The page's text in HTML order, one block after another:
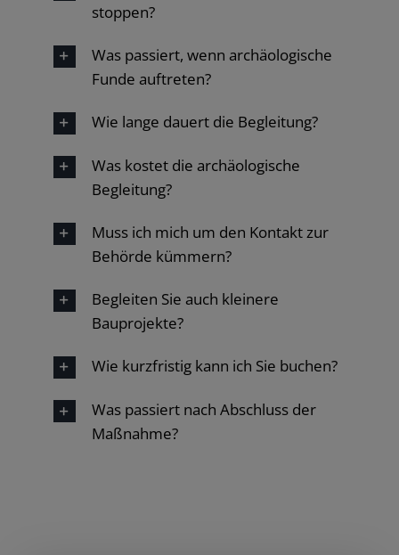
stoppen?
Was passiert, wenn archäologische
Funde auftreten?
Wie lange dauert die Begleitung?
Was kostet die archäologische
Begleitung?
Muss ich mich um den Kontakt zur
Behörde kümmern?
Begleiten Sie auch kleinere
Bauprojekte?
Wie kurzfristig kann ich Sie buchen?
Was passiert nach Abschluss der
Maßnahme?